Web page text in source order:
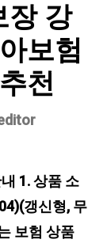
장 강
보험
천
1. 상품 소
갱신형, 무
보험 상품